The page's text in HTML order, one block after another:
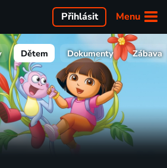
Menu
Přihlásit
Dětem Dokumenty Zábava